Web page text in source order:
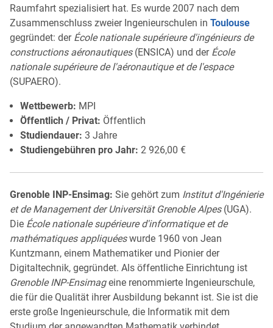
Raumfahrt spezialisiert hat. Es wurde 2007 nach dem
Zusammenschluss zweier Ingenieurschulen in Toulouse
gegründet: der École nationale supérieure d'ingénieurs de
constructions aéronautiques(ENSICA) und der École
nationale supérieure de l'aéronautique et de l'espace
(SUPAERO).
Wettbewerb: MPI
Öffentlich / Privat: Öffentlich
Studiendauer: 3 Jahre
Studiengebühren pro Jahr: 2 926,00 €
Grenoble INP-Ensimag: Sie gehört zum Institut d'Ingénierie
et de Management der Universität Grenoble Alpes(UGA).
Die École nationale supérieure d'informatique et de
mathématiques appliquéeswurde 1960 von Jean
Kuntzmann, einem Mathematiker und Pionier der
Digitaltechnik, gegründet. Als öffentliche Einrichtung ist
Grenoble INP-Ensimageine renommierte Ingenieurschule,
die für die Qualität ihrer Ausbildung bekannt ist. Sie ist die
erste große Ingenieurschule, die Informatik mit dem